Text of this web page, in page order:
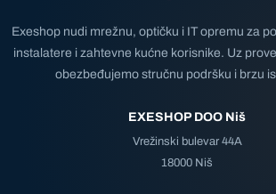
Exeshop nudi mrežnu, optičku i IT opremu za
instalatere i zahtevne kućne korisnike. Uz
obezbeđujemo stručnu podršku i brzu
EXESHOP DOO Niš
Vrežinski bulevar 44A
18000 Niš